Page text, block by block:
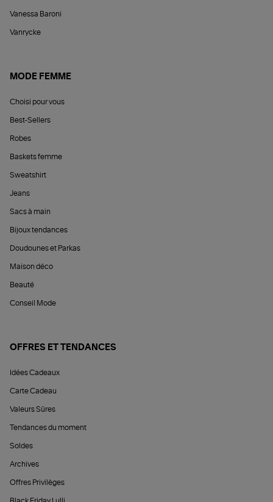
Vanessa Baroni
Vanrycke
MODE FEMME
Choisi pour vous
Best-Sellers
Robes
Baskets femme
Sweatshirt
Jeans
Sacs à main
Bijoux tendances
Doudounes et Parkas
Maison déco
Beauté
Conseil Mode
OFFRES ET TENDANCES
Idées Cadeaux
Carte Cadeau
Valeurs Sûres
Tendances du moment
Soldes
Archives
Offres Privilèges